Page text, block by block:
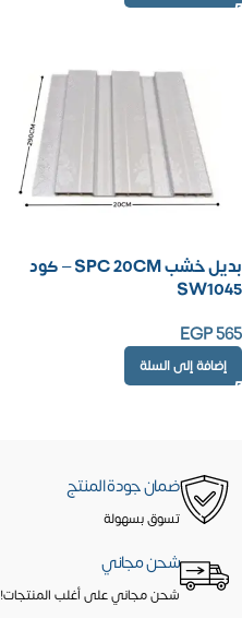
بديل خشب SPC 20CM – كود
SW1045
EGP565
إضافة إلى السلة
ضمان جودة المنتج
تسوق بسهولة
شحن مجاني
شحن مجاني على أغلب المنتجات!